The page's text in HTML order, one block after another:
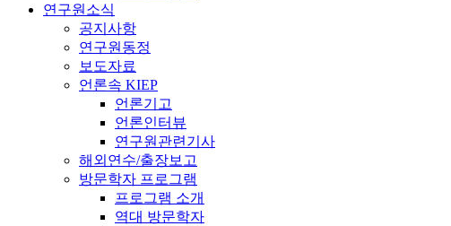
연구원소식
공지사항
연구원동정
보도자료
언론속 KIEP
언론기고
언론인터뷰
연구원관련기사
해외연수/출장보고
방문학자 프로그램
프로그램 소개
역대 방문학자